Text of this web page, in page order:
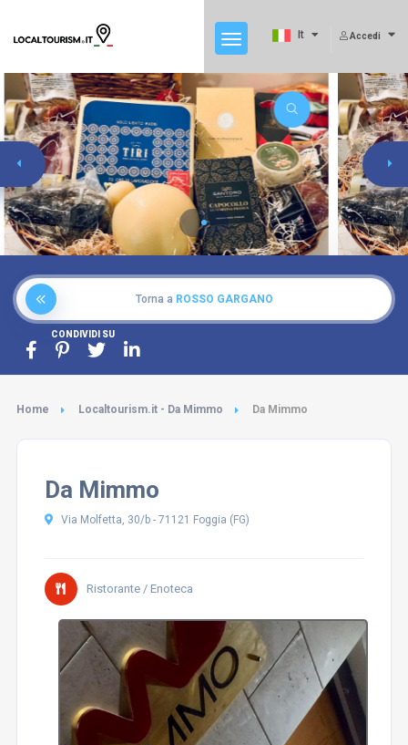
Accedi
It
Torna a ROSSO GARGANO
CONDIVIDI SU
Home Localtourism.it - Da Mimmo Da Mimmo
Da Mimmo
Via Molfetta, 30/b - 71121 Foggia (FG)
Ristorante / Enoteca